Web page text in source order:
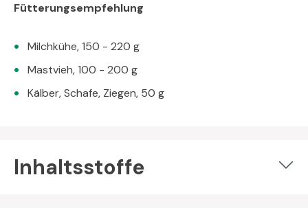
Fütterungsempfehlung
Milchkühe, 150 - 220 g
Mastvieh, 100 - 200 g
Kälber, Schafe, Ziegen, 50 g
Inhaltsstoffe